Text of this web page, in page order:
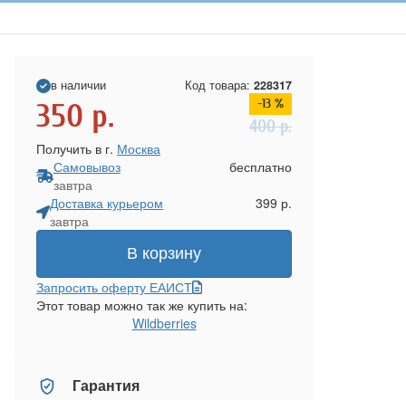
в наличии Код товара: 228317
350 р. -13 %
400р.
Получить в г. Москва
Самовывоз
завтра
бесплатно
Доставка курьером
завтра
399 р.
В корзину
Запросить оферту ЕАИСТ
Этот товар можно так же купить на:
Wildberries
Гарантия